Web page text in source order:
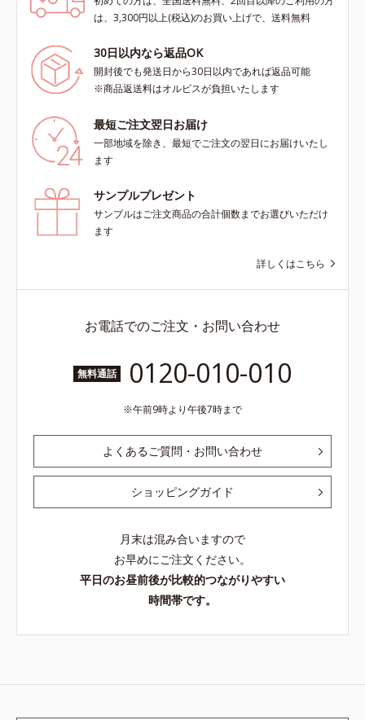
は、3,300円以上(税込)のお買い上げで、送料無料
30日以内なら返品OK
開封後でも発送日から30日以内であれば返品可能
※商品返送料はオルビスが負担いたします
最短ご注文翌日お届け
一部地域を除き、最短でご注文の翌日にお届けいたし
ます
サンプルプレゼント
サンプルはご注文商品の合計個数までお選びいただけ
ます
詳しくはこちら
お電話でのご注文・お問い合わせ
無料通話 0120-010-010
午前9時より午後7時まで
よくあるご質問・お問い合わせ
ショッピングガイド
月末は混み合いますので
お早めにご注文ください。
平日のお昼前後が比較的つながりやすい
時間帯です。